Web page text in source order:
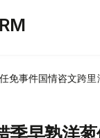
免事件国情咨文跨里